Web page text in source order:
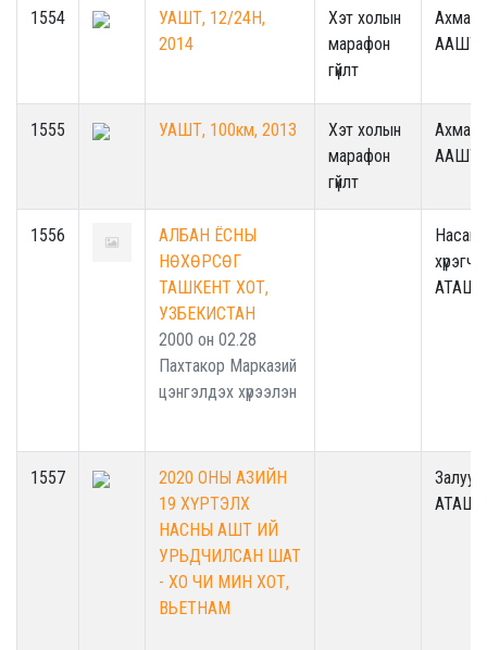
1554
УАШТ, 12/24H,
2014
Хэт холын
марафон
гүйлт
ААШТ
1555 УАШТ, 100км, 2013
Хэт холын
марафон
гүйлт
ААШТ
1556
АЛБАН ЁСНЫ
НӨХӨРСӨГ
ТАШКЕНТ ХОТ,
УЗБЕКИСТАН
2000 он 02.28
Пахтакор Марказий
цэнгэлдэх хүрээлэн
Насанд
АТАШТ
1557
2020 ОНЫ АЗИЙН
19 ХҮРТЭЛХ
НАСНЫ АШТ ИЙ
УРЬДЧИЛСАН ШАТ
- ХО ЧИ МИН ХОТ,
ВЬЕТНАМ
АТАШТ